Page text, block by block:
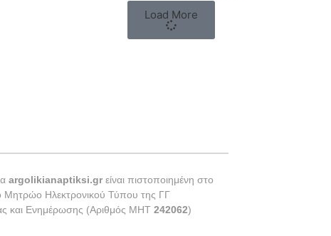
Load More
argolikianaptiksi.grείναι πιστοποιημένη στο
Μητρώο Ηλεκτρονικού Τύπου της ΓΓ
και Ενημέρωσης (Αριθμός ΜΗΤ 242062)